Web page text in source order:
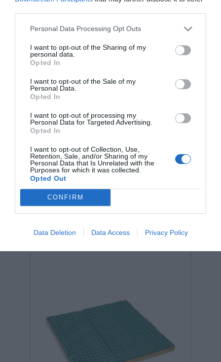
Personal Data Processing Opt Outs
I want to opt-out of the Sharing of my
personal data.
Opted In
I want to opt-out of the Sale of my
Personal Data.
Opted In
I want to opt-out of processing my
Personal Data for Targeted Advertising.
Opted In
I want to opt-out of Collection, Use,
Retention, Sale, and/or Sharing of my
Personal Data that Is Unrelated with the
Purposes for which it was collected.
Opted Out
CONFIRM
Data Deletion Data Access Privacy Policy
καλύτερα όταν το αντικείμενο κεντρίζει το
πραγματικό τους ενδιαφέρον. Η φυσική περιέργεια τα
Montessori είναι σχεδιασμένα για να πυροδοτούν τη
εμπνέουν την έρευνα. Στην εταιρεία Δ. ΚΛΕΙΔΑΣ &
ΣΙΑ ΕΕ - ΤΟ ΠΑΙΔΑΓΩΓΙΚΟ ΠΑΙΧΝΙΔΙ
, υποστηρίζουμε
τα δυνατά σημεία του κάθε παιδιού και παρέχουμε τα
τους, προσφέροντας παράλληλα πλήρη υποστήριξη
και κατάρτιση στους συνεργάτες μας και τους
Σχετικά προϊόντα